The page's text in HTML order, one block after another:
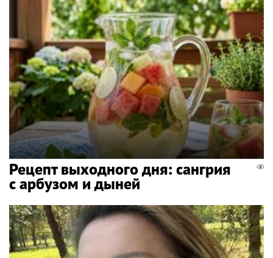
Рецепт выходного дня: сангрия
с арбузом и дыней